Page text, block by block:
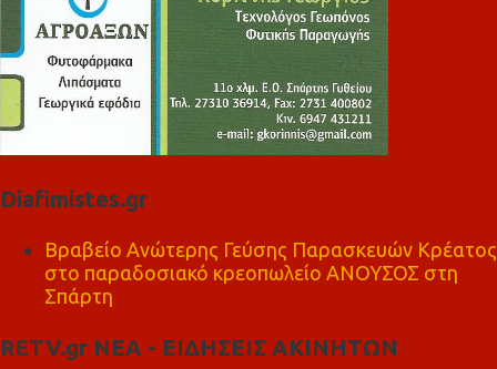
Diafimistes.gr
Βραβείο Ανώτερης Γεύσης Παρασκευών Κρέατος
στο παραδοσιακό κρεοπωλείο ΑΝΟΥΣΟΣ στη
Σπάρτη
RETV.gr ΝΕΑ - ΕΙΔΗΣΕΙΣ ΑΚΙΝΗΤΩΝ